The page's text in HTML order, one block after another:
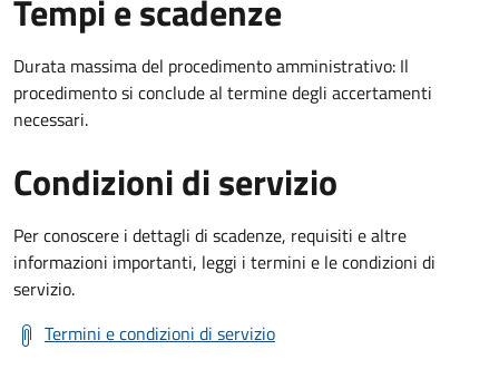
Tempi e scadenze
Durata massima del procedimento amministrativo: Il
procedimento si conclude al termine degli accertamenti
necessari.
Condizioni di servizio
Per conoscere i dettagli di scadenze, requisiti e altre
informazioni importanti, leggi i termini e le condizioni di
servizio.
Termini e condizioni di servizio